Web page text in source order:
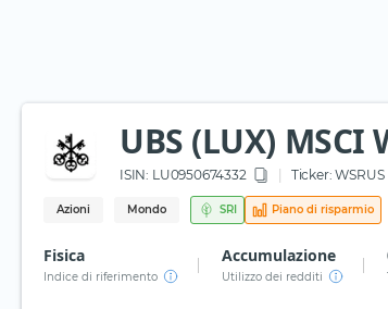
UBS (LUX) MSCI
ISIN: LU0950674332 Ticker: WSRUS
Azioni Mondo SRI Piano di risparmio
Fisica
Indice di riferimento
Accumulazione
Utilizzo dei redditi